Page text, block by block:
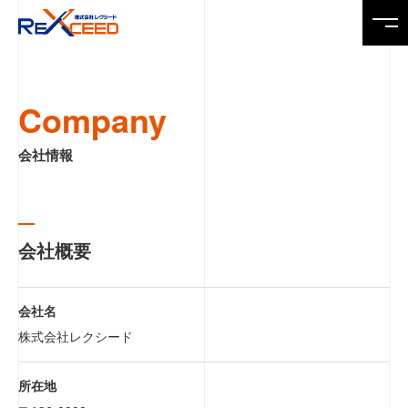
Top トップページ
Service
Company
Recruit
Company
会社情報
会社概要
会社名
株式会社レクシード
所在地